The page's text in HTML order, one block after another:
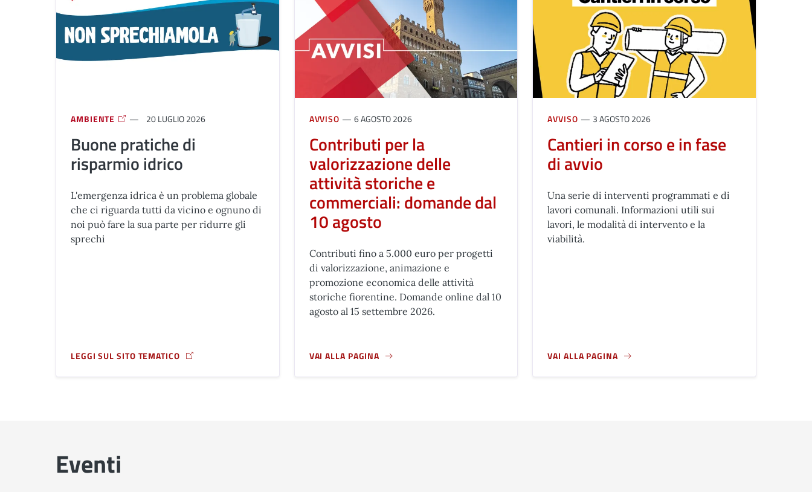
AMBIENTE 20 LUGLIO 2026
Buone pratiche di
risparmio idrico
L'emergenza idrica è un problema globale
che ci riguarda tutti da vicino e ognuno di
noi può fare la sua parte per ridurre gli
sprechi
LEGGI SUL SITO TEMATICO
A PROPOSITO DI BUONE PRATICHE DI RISPARMIO IDRICO
AVVISO 6 AGOSTO 2026
Contributi per la
valorizzazione delle
attività storiche e
commerciali: domande dal
10 agosto
Contributi fino a 5.000 euro per progetti
di valorizzazione, animazione e
promozione economica delle attività
storiche fiorentine. Domande online dal 10
agosto al 15 settembre 2026.
VAI ALLA PAGINA
A PROPOSITO DI CONTRIBUTI PER LA VALORIZZAZIONE DELLE ATTIVITÀ STORICHE E COMMERCIALI: DOMANDE DAL 10
AVVISO 3 AGOSTO 2026
Cantieri in corso e in fase
di avvio
Una serie di interventi programmati e di
lavori comunali. Informazioni utili sui
lavori, le modalità di intervento e la
viabilità.
VAI ALLA PAGINA
A PROPOSITO DI CANTIERI IN CORSO E IN FASE DI AVVIO
Eventi